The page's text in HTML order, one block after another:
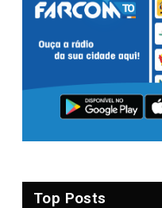
Top Posts